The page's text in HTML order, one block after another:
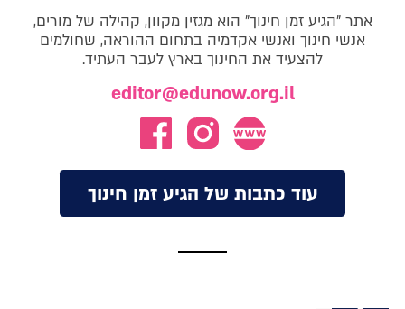
אתר "הגיע זמן חינוך" הוא מגזין מקוון, קהילה של מורים,
אנשי חינוך ואנשי אקדמיה בתחום ההוראה, שחולמים
להצעיד את החינוך בארץ לעבר העתיד.
editor@edunow.org.il
עוד כתבות של הגיע זמן חינוך